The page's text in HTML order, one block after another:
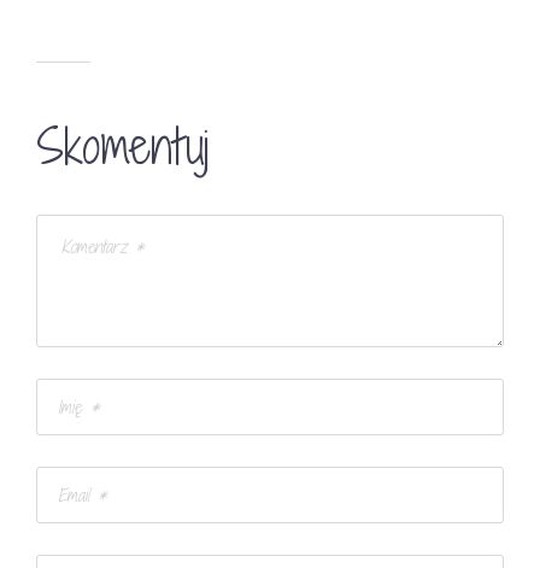
Skomentuj